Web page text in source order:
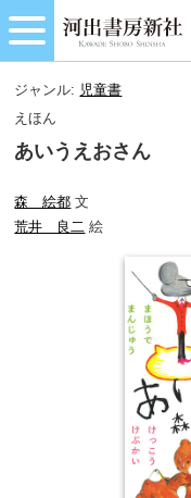
ジャンル: 児童書
えほん
あいうえおさん
森 絵都 文
荒井 良二 絵